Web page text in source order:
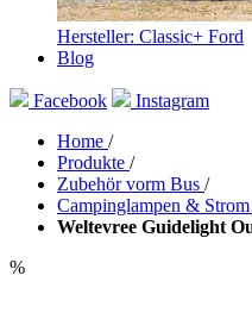
Hersteller: Classic+ Ford
Blog
Facebook Instagram
Home /
Produkte /
Zubehör vorm Bus /
Campinglampen & Strom
Weltevree Guidelight
%